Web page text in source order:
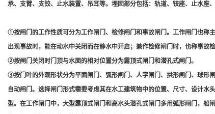
承、支臂、支铰、止水装置、吊耳等。埋固部分包括：轨道、铰座、止水座
①按闸门的工作性质可分为工作闸门、检修闸门和事故闸门。工作闸门也称
出现事故时，能在动水中关闭而在静水中开启；兼作检修闸门时，也称事故
②按闸门关闭时门顶与水面的相对位置分为露顶式闸门和潜孔式闸门。
③按门叶的外观形状分为平面闸门、弧形闸门、人字闸门、拱形闸门、球形
自动闸门。选择闸门形式需要考虑其在水工建筑物中的位置、尺寸、设计
型。在工作闸门中，大型露顶式闸门和高水头潜孔式闸门多用弧形闸门，